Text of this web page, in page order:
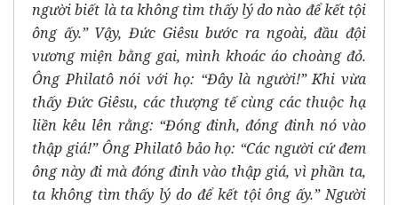
người biết là ta không tìm thấy lý do nào để kết tội
ông ấy.” Vậy, Đức Giêsu bước ra ngoài, đầu đội
vương miện bằng gai, mình khoác áo choàng đỏ.
Ông Philatô nói với họ: “Đây là người!” Khi vừa
thấy Đức Giêsu, các thượng tế cùng các thuộc hạ
liền kêu lên rằng: “Đóng đinh, đóng đinh nó vào
thập giá!” Ông Philatô bảo họ: “Các người cứ đem
ông này đi mà đóng đinh vào thập giá, vì phần ta,
ta không tìm thấy lý do để kết tội ông ấy.” Người